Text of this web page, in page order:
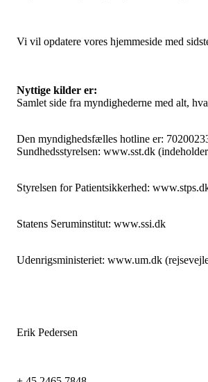
Vi vil opdatere vores hjemmeside med
Nyttige kilder er:
Samlet side fra myndighederne med alt,
Den myndighedsfælles hotline er:
Sundhedsstyrelsen: www.sst.dk
Styrelsen for Patientsikkerhed:
Statens Seruminstitut: www.ssi.dk
Udenrigsministeriet: www.um.dk
Erik Pedersen